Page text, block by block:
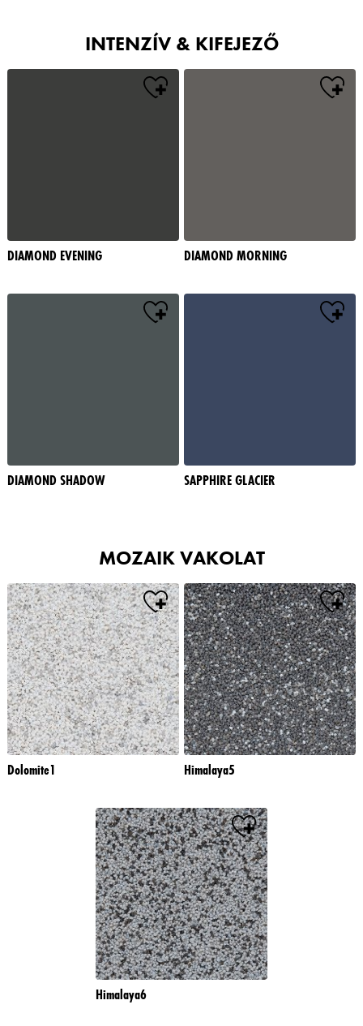
INTENZÍV & KIFEJEZŐ
DIAMOND EVENING DIAMOND MORNING
DIAMOND SHADOW SAPPHIRE GLACIER
MOZAIK VAKOLAT
Dolomite1 Himalaya5
Himalaya6